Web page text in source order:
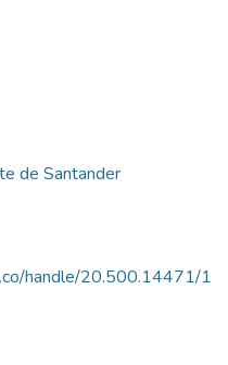
de Santander
handle/20.500.14471/1